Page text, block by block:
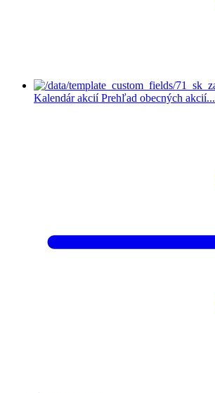
Kalendár akcií Prehľad obecných akcií...